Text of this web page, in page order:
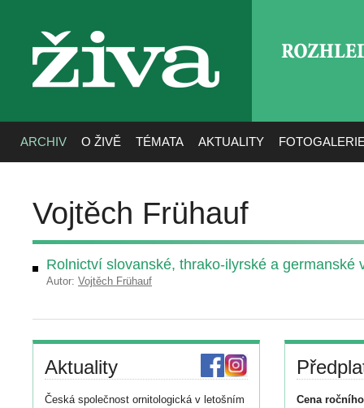
živa
ARCHIV O ŽIVĚ TÉMATA AKTUALITY
Vojtěch Frühauf
Rolnictví slovanské, thrako-ilyrské a germanské
Autor: Vojtěch Frühauf
Aktuality
Česká společnost ornitologická v letošním
Cena